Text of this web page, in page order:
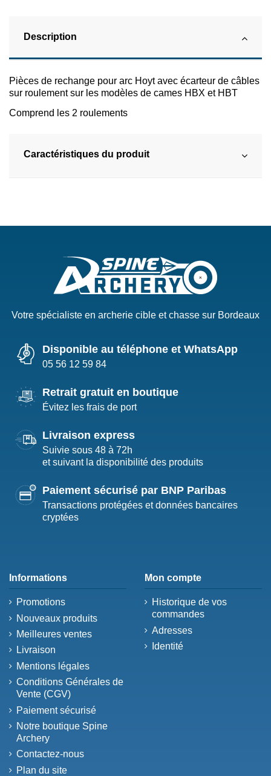
Description
Pièces de rechange pour arc Hoyt avec écarteur de câbles
sur roulement sur les modèles de cames HBX et HBT
Comprend les 2 roulements
Caractéristiques du produit
Votre spécialiste en archerie cible et chasse sur Bordeaux
Disponible au téléphone et WhatsApp
05 56 12 59 84
Retrait gratuit en boutique
Évitez les frais de port
Livraison express
Suivie sous 48 à 72h
et suivant la disponibilité des produits
Paiement sécurisé par BNP Paribas
Transactions protégées et données bancaires
cryptées
Informations
Promotions
Nouveaux produits
Meilleures ventes
Livraison
Mentions légales
Conditions Générales de
Vente (CGV)
Paiement sécurisé
Notre boutique Spine
Archery
Contactez-nous
Plan du site
Mon compte
Historique de vos
commandes
Adresses
Identité